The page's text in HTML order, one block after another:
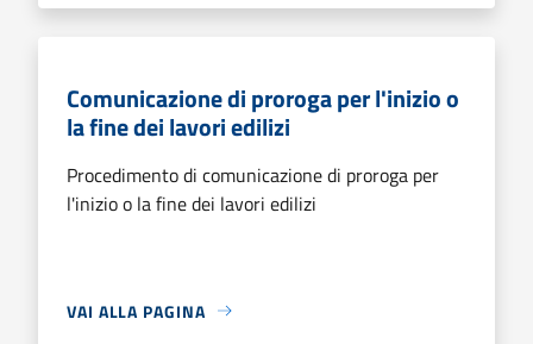
Comunicazione di proroga per l'inizio o
la fine dei lavori edilizi
Procedimento di comunicazione di proroga per
l'inizio o la fine dei lavori edilizi
VAI ALLA PAGINA